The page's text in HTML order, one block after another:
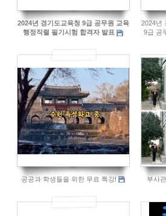
2024년 경기도교육청 9급 공무원 교육
행정직렬 필기시험 합격자 발표
2024년
9급 공
749
공공과 학생들을 위한 무료 특강! 부사